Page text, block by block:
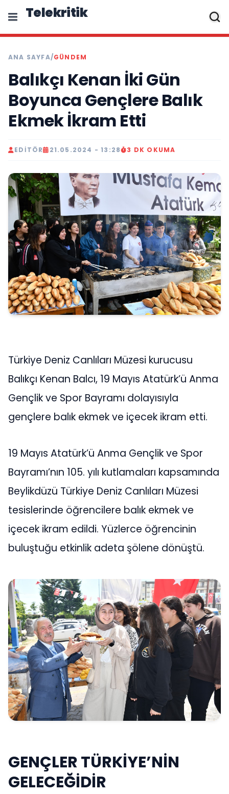
Telekritik
ANA SAYFA/GÜNDEM
Balıkçı Kenan İki Gün
Boyunca Gençlere Balık
Ekmek İkram Etti
EDITÖR 21.05.2024 - 13:28 3 DK OKUMA
Türkiye Deniz Canlıları Müzesi kurucusu
Balıkçı Kenan Balcı, 19 Mayıs Atatürk’ü Anma
Gençlik ve Spor Bayramı dolayısıyla
gençlere balık ekmek ve içecek ikram etti.
19 Mayıs Atatürk’ü Anma Gençlik ve Spor
Bayramı’nın 105. yılı kutlamaları kapsamında
Beylikdüzü Türkiye Deniz Canlıları Müzesi
tesislerinde öğrencilere balık ekmek ve
içecek ikram edildi. Yüzlerce öğrencinin
buluştuğu etkinlik adeta şölene dönüştü.
GENÇLER TÜRKİYE’NİN
GELECEĞİDİR